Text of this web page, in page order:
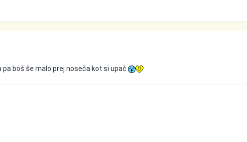
pa boš še malo prej noseča kot si upač